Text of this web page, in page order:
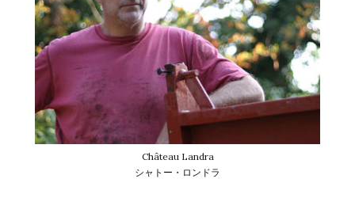
Château Landra
シャトー・ロンドラ